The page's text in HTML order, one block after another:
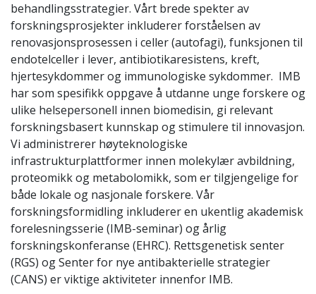
behandlingsstrategier. Vårt brede spekter av
forskningsprosjekter inkluderer forståelsen av
renovasjonsprosessen i celler (autofagi), funksjonen til
endotelceller i lever, antibiotikaresistens, kreft,
hjertesykdommer og immunologiske sykdommer. IMB
har som spesifikk oppgave å utdanne unge forskere og
ulike helsepersonell innen biomedisin, gi relevant
forskningsbasert kunnskap og stimulere til innovasjon.
Vi administrerer høyteknologiske
infrastrukturplattformer innen molekylær avbildning,
proteomikk og metabolomikk, som er tilgjengelige for
både lokale og nasjonale forskere. Vår
forskningsformidling inkluderer en ukentlig akademisk
forelesningsserie (IMB-seminar) og årlig
forskningskonferanse (EHRC). Rettsgenetisk senter
(RGS) og Senter for nye antibakterielle strategier
(CANS) er viktige aktiviteter innenfor IMB.